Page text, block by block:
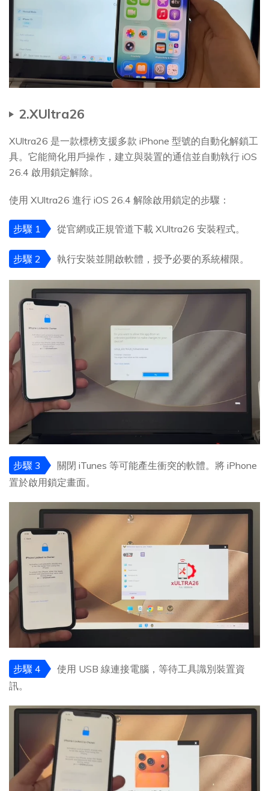
2.XUltra26
XUltra26 是一款標榜支援多款 iPhone 型號的自動化解鎖工
具。它能簡化用戶操作，建立與裝置的通信並自動執行 iOS
26.4 啟用鎖定解除。
使用 XUltra26 進行 iOS 26.4 解除啟用鎖定的步驟：
步驟 1 從官網或正規管道下載 XUltra26 安裝程式。
步驟 2 執行安裝並開啟軟體，授予必要的系統權限。
步驟 3
關閉 iTunes 等可能產生衝突的軟體。將 iPhone
置於啟用鎖定畫面。
步驟 4
使用 USB 線連接電腦，等待工具識別裝置資
訊。